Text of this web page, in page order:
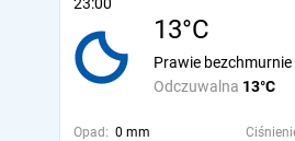
13°C
Odczuwalna 13°C
Prawie bezchmurnie
Opad: 0 mm